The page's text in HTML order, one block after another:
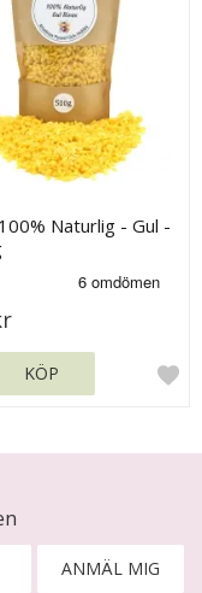
Naturlig - Gul -
KÖP
ANMÄL MIG